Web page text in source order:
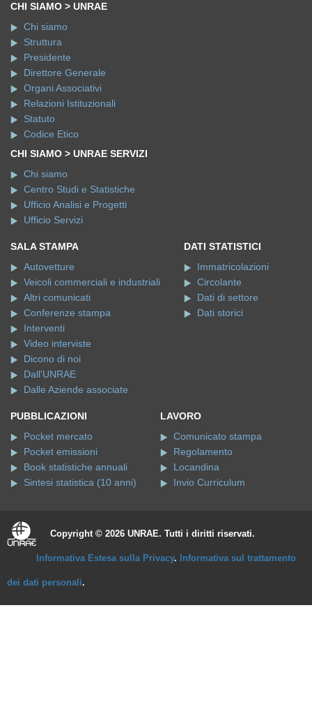
CHI SIAMO > UNRAE
Chi siamo
Struttura
Presidente
Direttore Generale
Organi Associativi
Relazioni Istituzionali
Statuto
Codice Etico
CHI SIAMO > UNRAE SERVIZI
Chi siamo
Centro Studi e Statistiche
Ufficio Analisi e Progetti
Ufficio Servizi
SALA STAMPA
Autovetture
Veicoli commerciali e industriali
Altri comunicati
Conferenze stampa
Interventi
Video interviste
Dicono di noi
Dall'UNRAE
Dalle Aziende associate
DATI STATISTICI
Immatricolazioni
Circolante
Dati di settore
Dati storici
PUBBLICAZIONI
Pocket mercato
Pocket emissioni
Book statistiche annuali
Sintesi statistica (10 anni)
LAVORO
Comunicato stampa
Regolamento
Locandina
Invio Curriculum
Copyright © 2026 UNRAE. Tutti i diritti riservati.
Informativa Estesa sulla Privacy. Informativa sul trattamento
dei dati personali.